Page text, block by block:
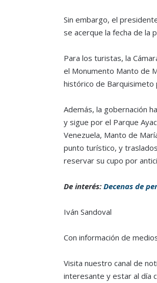
Sin embargo, el
se acerque la fecha de la
Para los turistas, la
el Monumento Manto de
histórico de Barquisimeto
Además, la gobernación
y sigue por el Parque
Venezuela, Manto de
punto turístico, y
reservar su cupo por
De interés: Decenas de
Iván Sandoval
Con información de
Visita nuestro canal de
interesante y estar al día